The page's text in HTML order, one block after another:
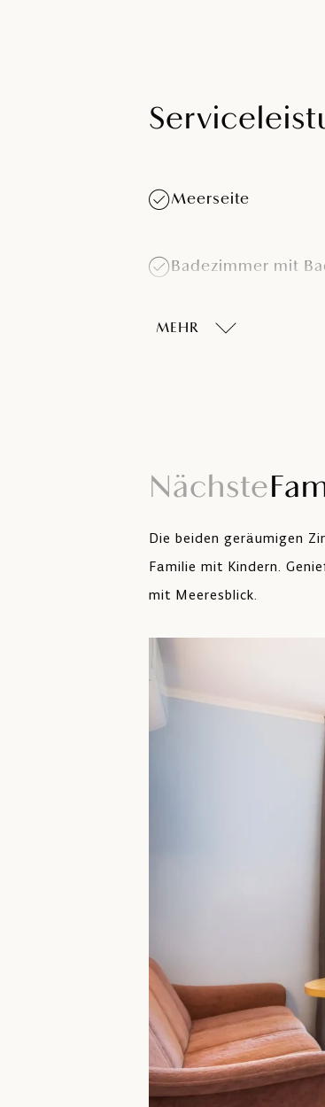
Meerseite
Badezimmer mit
MEHR
Nächste
Die beiden geräumigen
Familie mit Kindern.
mit Meeresblick.